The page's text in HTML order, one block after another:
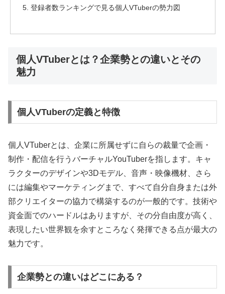
登録者数ランキングで見る個人VTuberの勢力図
個人VTuberとは？企業勢との違いとその
魅力
個人VTuberの定義と特徴
個人VTuberとは、企業に所属せずに自らの裁量で企画・
制作・配信を行うバーチャルYouTuberを指します。キャ
ラクターのデザインや3Dモデル、音声・映像機材、さら
には編集やマーケティングまで、すべて自分自身または外
部クリエイターの協力で構築するのが一般的です。技術や
資金面でのハードルはありますが、その分自由度が高く、
表現したい世界観を余すところなく発揮できる点が最大の
魅力です。
企業勢との違いはどこにある？